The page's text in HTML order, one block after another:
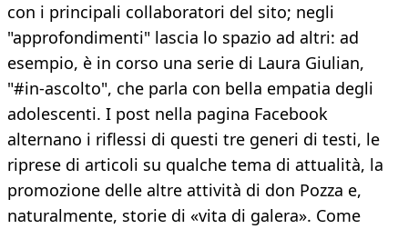
con i principali collaboratori del sito; negli
"approfondimenti" lascia lo spazio ad altri: ad
esempio, è in corso una serie di Laura Giulian,
"#in-ascolto", che parla con bella empatia degli
adolescenti. I post nella pagina Facebook
alternano i riflessi di questi tre generi di testi, le
riprese di articoli su qualche tema di attualità, la
promozione delle altre attività di don Pozza e,
naturalmente, storie di «vita di galera». Come